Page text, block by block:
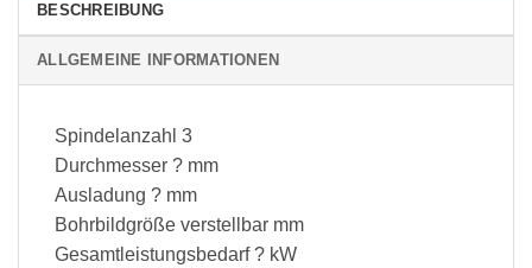
BESCHREIBUNG
ALLGEMEINE INFORMATIONEN
Spindelanzahl 3
Durchmesser ? mm
Ausladung ? mm
Bohrbildgröße verstellbar mm
Gesamtleistungsbedarf ? kW